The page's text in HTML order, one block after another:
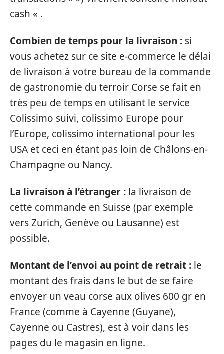
cash « .
Combien de temps pour la livraison : si
vous achetez sur ce site e-commerce le délai
de livraison à votre bureau de la commande
de gastronomie du terroir Corse se fait en
très peu de temps en utilisant le service
Colissimo suivi, colissimo Europe pour
l’Europe, colissimo international pour les
USA et ceci en étant pas loin de Châlons-en-
Champagne ou Nancy.
La livraison à l’étranger : la livraison de
cette commande en Suisse (par exemple
vers Zurich, Genève ou Lausanne) est
possible.
Montant de l’envoi au point de retrait : le
montant des frais dans le but de se faire
envoyer un veau corse aux olives 600 gr en
France (comme à Cayenne (Guyane),
Cayenne ou Castres), est à voir dans les
pages du le magasin en ligne.